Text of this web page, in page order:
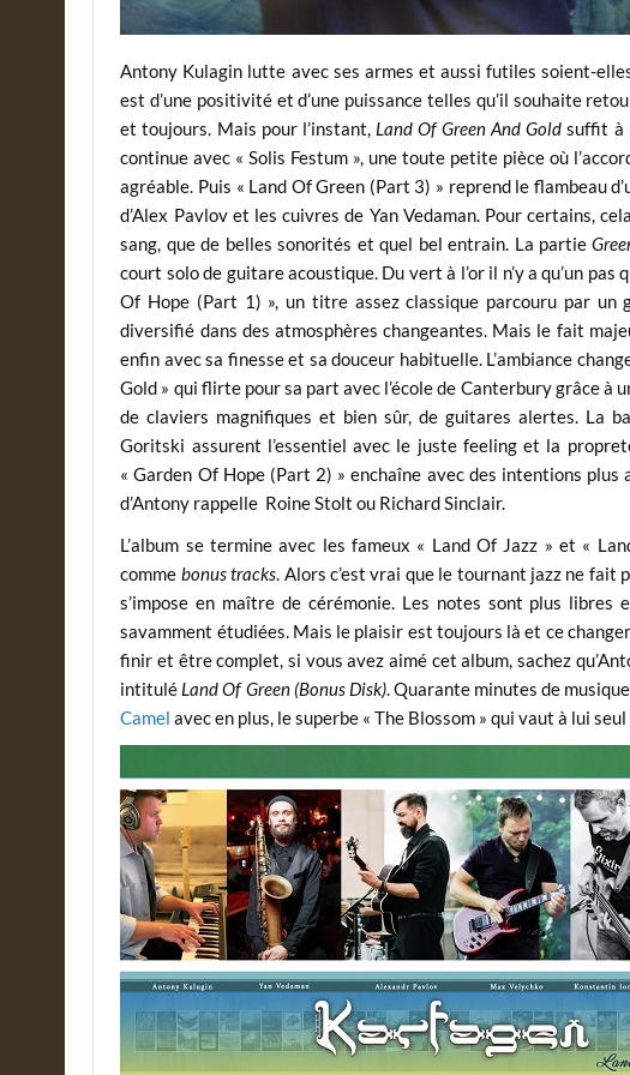
Antony Kulagin lutte avec ses armes et aussi futiles soient-
est d’une positivité et d’une puissance telles qu’il souhaite
et toujours. Mais pour l’instant, Land Of Green And Goldsuffit à
continue avec « Solis Festum », une toute petite pièce où
agréable. Puis « Land Of Green (Part 3) » reprend le flambeau
d’Alex Pavlov et les cuivres de Yan Vedaman. Pour certains,
sang, que de belles sonorités et quel bel entrain. La partie
court solo de guitare acoustique. Du vert à l’or il n’y a qu’un pas
Of Hope (Part 1) », un titre assez classique parcouru par un
diversifié dans des atmosphères changeantes. Mais le fait
enfin avec sa finesse et sa douceur habituelle. L’ambiance
Gold » qui flirte pour sa part avec l’école de Canterbury grâce à
de claviers magnifiques et bien sûr, de guitares alertes. La
Goritski assurent l’essentiel avec le juste feeling et la
« Garden Of Hope (Part 2) » enchaîne avec des intentions
d’Antony rappelle Roine Stolt ou Richard Sinclair.
L’album se termine avec les fameux « Land Of Jazz » et «
comme bonus tracks. Alors c’est vrai que le tournant jazz ne fait
s’impose en maître de cérémonie. Les notes sont plus
savamment étudiées. Mais le plaisir est toujours là et ce
finir et être complet, si vous avez aimé cet album, sachez
intitulé Land OfGreen (Bonus Disk). Quarante minutes de
Camel avec en plus, le superbe « The Blossom » qui vaut à lui seul